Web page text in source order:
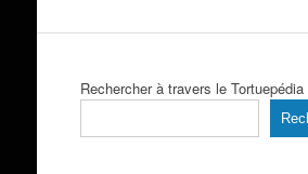
Rechercher à travers le Tortuepédia